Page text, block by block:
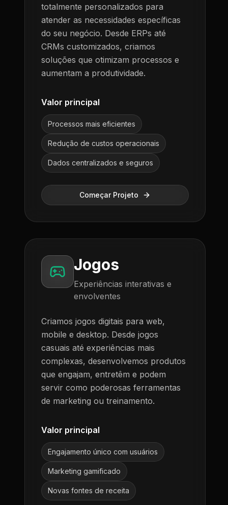
totalmente personalizados para
atender as necessidades específicas
do seu negócio. Desde ERPs até
CRMs customizados, criamos
soluções que otimizam processos e
aumentam a produtividade.
Valor principal
Processos mais eficientes
Redução de custos operacionais
Dados centralizados e seguros
Começar Projeto
Jogos
Experiências interativas e
envolventes
Criamos jogos digitais para web,
mobile e desktop. Desde jogos
casuais até experiências mais
complexas, desenvolvemos produtos
que engajam, entretêm e podem
servir como poderosas ferramentas
de marketing ou treinamento.
Valor principal
Engajamento único com usuários
Marketing gamificado
Novas fontes de receita